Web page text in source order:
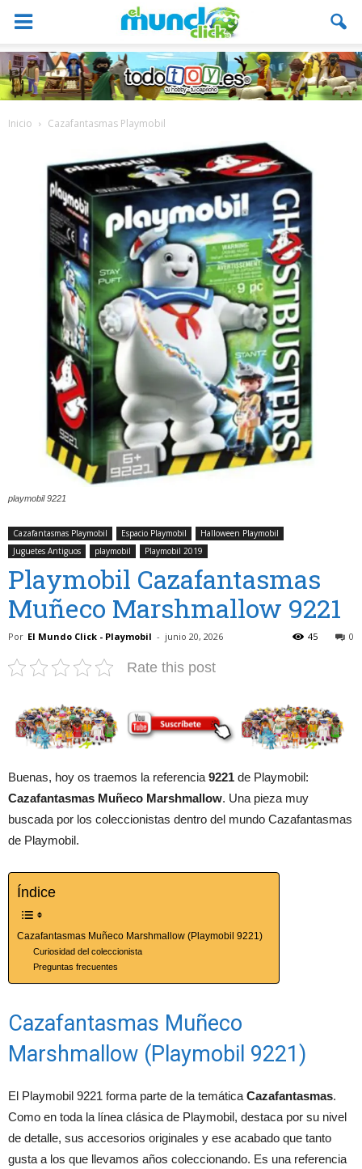
Inicio Cazafantasmas Playmobil
playmobil 9221
Cazafantasmas Playmobil Espacio Playmobil
Halloween Playmobil
Juguetes Antiguos
playmobil Playmobil 2019
Playmobil Cazafantasmas
Muñeco Marshmallow 9221
Por El Mundo Click - Playmobil - junio 20, 2026 0
45
Rate this post
Buenas, hoy os traemos la referencia 9221 de Playmobil:
Cazafantasmas Muñeco Marshmallow. Una pieza muy
buscada por los coleccionistas dentro del mundo Cazafantasmas
de Playmobil.
Índice
Cazafantasmas Muñeco Marshmallow (Playmobil 9221)
Curiosidad del coleccionista
Preguntas frecuentes
Cazafantasmas Muñeco
Marshmallow (Playmobil 9221)
El Playmobil 9221 forma parte de la temática Cazafantasmas.
Como en toda la línea clásica de Playmobil, destaca por su nivel
de detalle, sus accesorios originales y ese acabado que tanto
gusta a los que llevamos años coleccionando. Es una referencia